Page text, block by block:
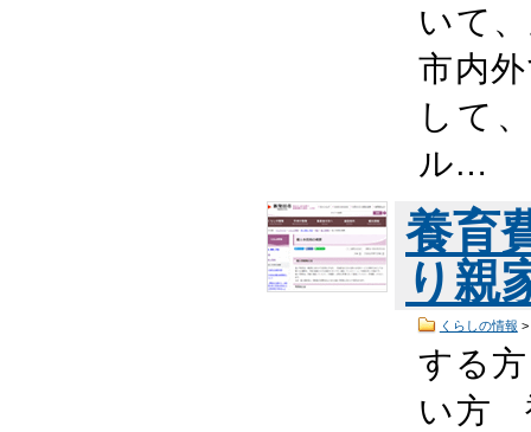
いて
市内
して
ル…
養育
り親
くらしの情報 >
する
い方